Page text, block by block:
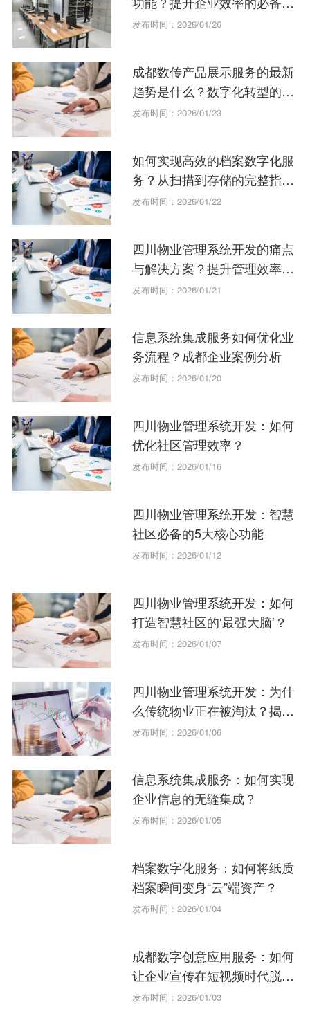
具。
发布时间：2026/01/26
成都数传产品展示服务的最新
趋势是什么？数字化转型的关
键。
发布时间：2026/01/23
如何实现高效的档案数字化服
务？从扫描到存储的完整指
南。
发布时间：2026/01/22
四川物业管理系统开发的痛点
与解决方案？提升管理效率的
秘诀。
发布时间：2026/01/21
信息系统集成服务如何优化业
务流程？成都企业案例分析
发布时间：2026/01/20
四川物业管理系统开发：如何
优化社区管理效率？
发布时间：2026/01/16
四川物业管理系统开发：智慧
社区必备的5大核心功能
发布时间：2026/01/12
四川物业管理系统开发：如何
打造智慧社区的‘最强大脑’？
发布时间：2026/01/07
四川物业管理系统开发：为什
么传统物业正在被淘汰？揭秘
智慧社区新趋势。
发布时间：2026/01/06
信息系统集成服务：如何实现
企业信息的无缝集成？
发布时间：2026/01/05
档案数字化服务：如何将纸质
档案瞬间变身“云”端资产？
发布时间：2026/01/04
成都数字创意应用服务：如何
让企业宣传在短视频时代脱颖
而出？
发布时间：2026/01/03